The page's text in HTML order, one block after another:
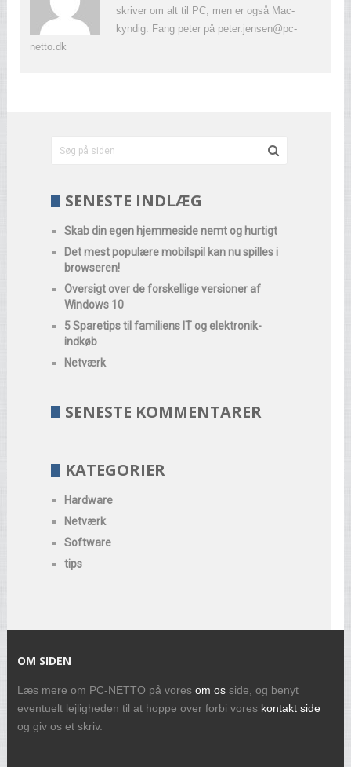
skriver om alt til PC, men er også Mac-
kyndig. Fang peter på peter.jensen@pc-
netto.dk
SENESTE INDLÆG
Skab din egen hjemmeside nemt og hurtigt
Det mest populære mobilspil kan nu spilles i
browseren!
Oversigt over de forskellige versioner af
Windows 10
5 Sparetips til familiens IT og elektronik-
indkøb
Netværk
SENESTE KOMMENTARER
KATEGORIER
Hardware
Netværk
Software
tips
OM SIDEN
Læs mere om PC-NETTO på vores om osside, og benyt
eventuelt lejligheden til at hoppe over forbi vores kontakt side
og giv os et skriv.